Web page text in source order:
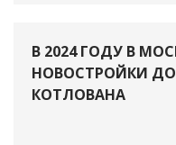
В 2024 ГОДУ В
НОВОСТРОЙКИ
КОТЛОВАНА